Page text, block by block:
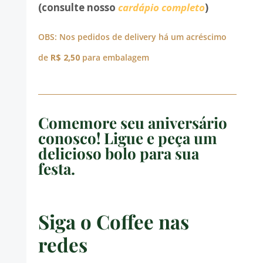
(consulte nosso cardápio completo)
OBS: Nos pedidos de delivery há um acréscimo
de R$ 2,50para embalagem
Comemore seu aniversário
conosco! Ligue e peça um
delicioso bolo para sua
festa.
Siga o Coffee nas
redes